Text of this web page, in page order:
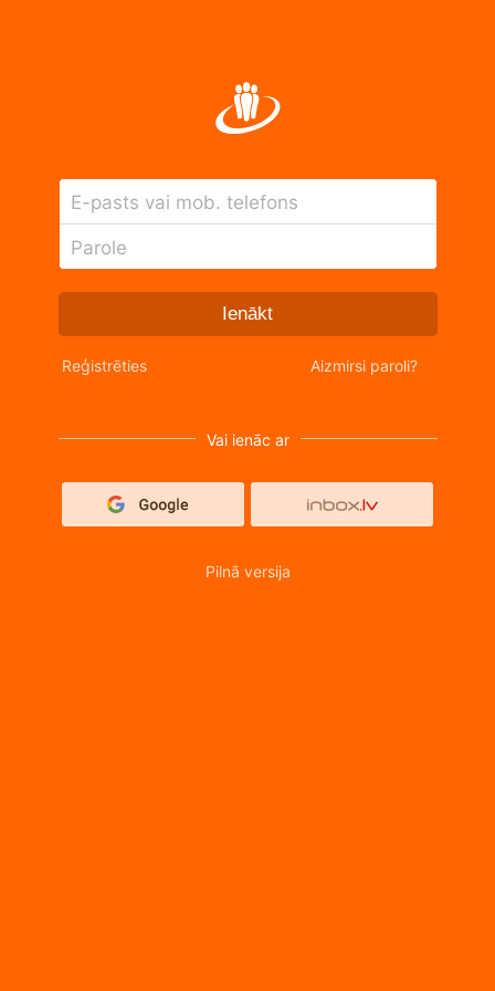
E-pasts vai mob. telefons
Parole
Ienākt
Reģistrēties Aizmirsi paroli?
Vai ienāc ar
Pilnā versija